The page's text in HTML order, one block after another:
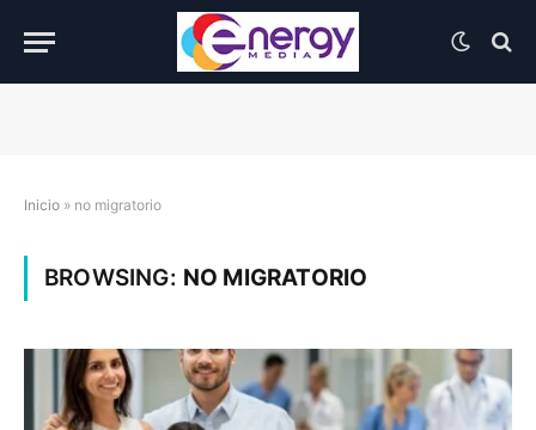
Inicio » no migratorio
BROWSING: NO MIGRATORIO